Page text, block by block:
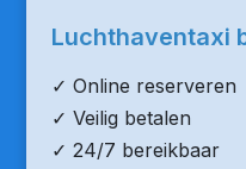
Luchthaventaxi
✓ Online reserveren
✓ Veilig betalen
✓ 24/7 bereikbaar